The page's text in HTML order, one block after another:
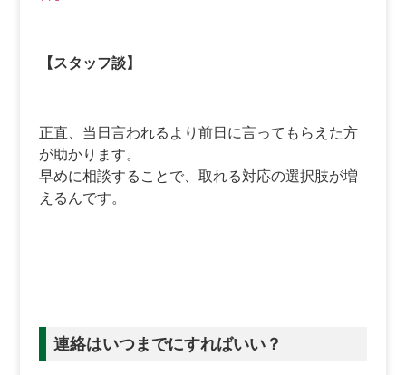
【スタッフ談】
正直、当日言われるより前日に言ってもらえた方
が助かります。
早めに相談することで、取れる対応の選択肢が増
えるんです。
連絡はいつまでにすればいい？